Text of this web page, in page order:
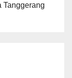
Tanggerang